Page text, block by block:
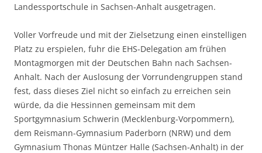
Landessportschule in Sachsen-Anhalt ausgetragen.
Voller Vorfreude und mit der Zielsetzung einen einstelligen
Platz zu erspielen, fuhr die EHS-Delegation am frühen
Montagmorgen mit der Deutschen Bahn nach Sachsen-
Anhalt. Nach der Auslosung der Vorrundengruppen stand
fest, dass dieses Ziel nicht so einfach zu erreichen sein
würde, da die Hessinnen gemeinsam mit dem
Sportgymnasium Schwerin (Mecklenburg-Vorpommern),
dem Reismann-Gymnasium Paderborn (NRW) und dem
Gymnasium Thonas Müntzer Halle (Sachsen-Anhalt) in der